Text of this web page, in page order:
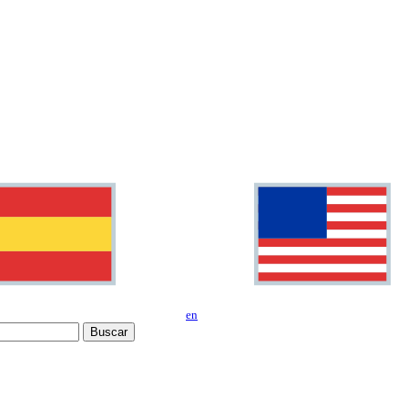
en
Buscar